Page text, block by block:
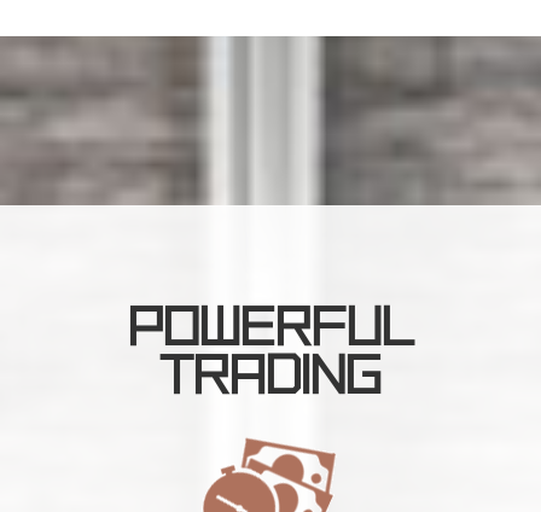
POWERFUL
TRADING